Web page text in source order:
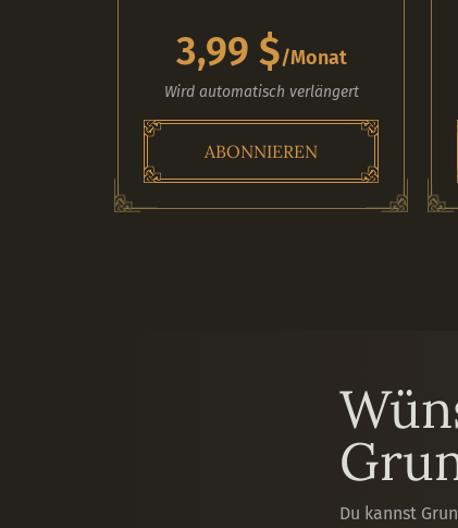
3,99 $/Monat
Wird automatisch verlängert
ABONNIEREN
Du kannst